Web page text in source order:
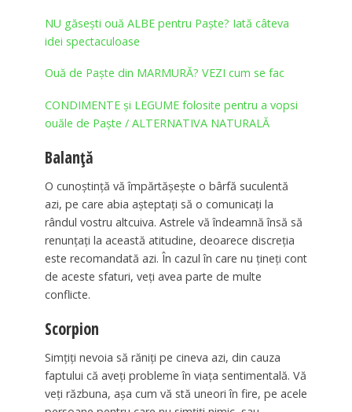
NU găsești ouă ALBE pentru Paște? Iată câteva
idei spectaculoase
Ouă de Paște din MARMURĂ? VEZI cum se fac
CONDIMENTE și LEGUME folosite pentru a vopsi
ouăle de Paște / ALTERNATIVA NATURALĂ
Balanţă
O cunoștință vă împărtășește o bârfă suculentă
azi, pe care abia așteptați să o comunicaţi la
rândul vostru altcuiva. Astrele vă îndeamnă însă să
renunţaţi la această atitudine, deoarece discreția
este recomandată azi. În cazul în care nu ţineţi cont
de aceste sfaturi, veţi avea parte de multe
conflicte.
Scorpion
Simţiţi nevoia să răniţi pe cineva azi, din cauza
faptului că aveţi probleme în viața sentimentală. Vă
veţi răzbuna, așa cum vă stă uneori în fire, pe acele